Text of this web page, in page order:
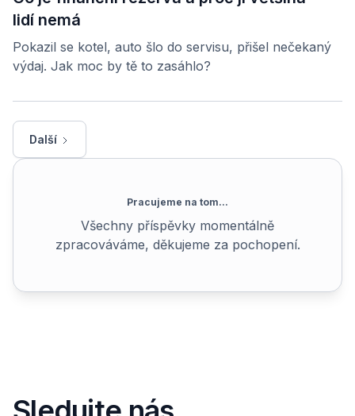
lidí nemá
Pokazil se kotel, auto šlo do servisu, přišel nečekaný
výdaj. Jak moc by tě to zasáhlo?
Další
Pracujeme na tom...
Všechny příspěvky momentálně
zpracováváme, děkujeme za pochopení.